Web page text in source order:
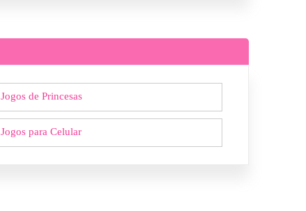
Jogos de Princesas
Jogos para Celular